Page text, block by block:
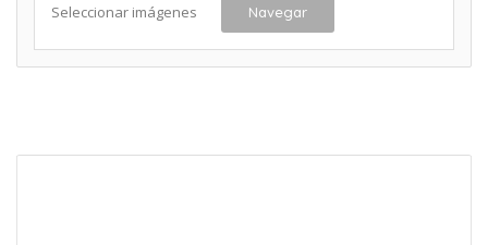
Seleccionar imágenes Navegar